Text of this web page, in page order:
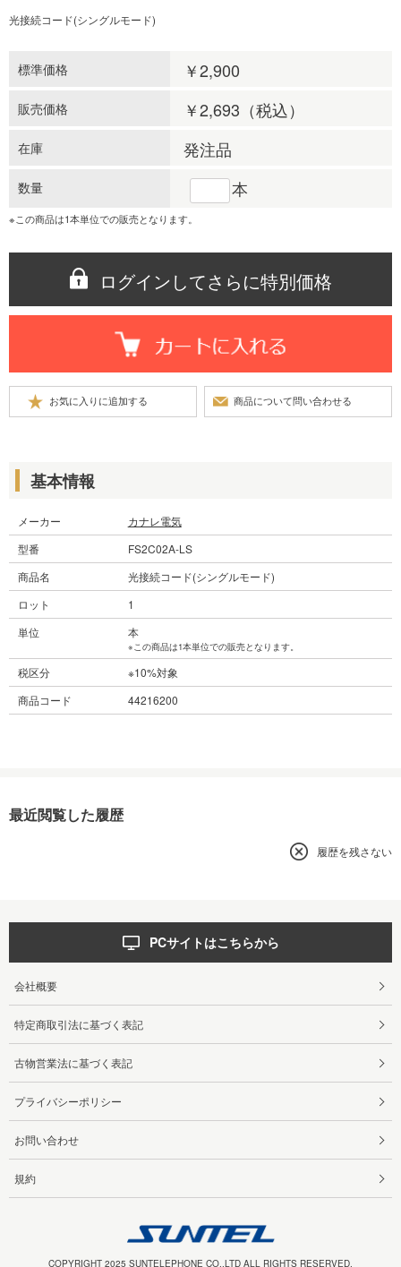
光接続コード(シングルモード)
標準価格 ￥2,900
販売価格 ￥2,693 （税込）
在庫 発注品
数量 本
※この商品は1本単位での販売となります。
ログインしてさらに特別価格
基本情報
メーカー
カナレ電気
型番
FS2C02A-LS
商品名
光接続コード(シングルモード)
ロット
1
単位
本
※この商品は1本単位での販売となります。
税区分
※10%対象
商品コード
44216200
最近閲覧した履歴
履歴を残さない
PCサイトはこちらから
会社概要
特定商取引法に基づく表記
古物営業法に基づく表記
プライバシーポリシー
お問い合わせ
規約
COPYRIGHT 2025 SUNTELEPHONE CO.,LTD ALL RIGHTS RESERVED.